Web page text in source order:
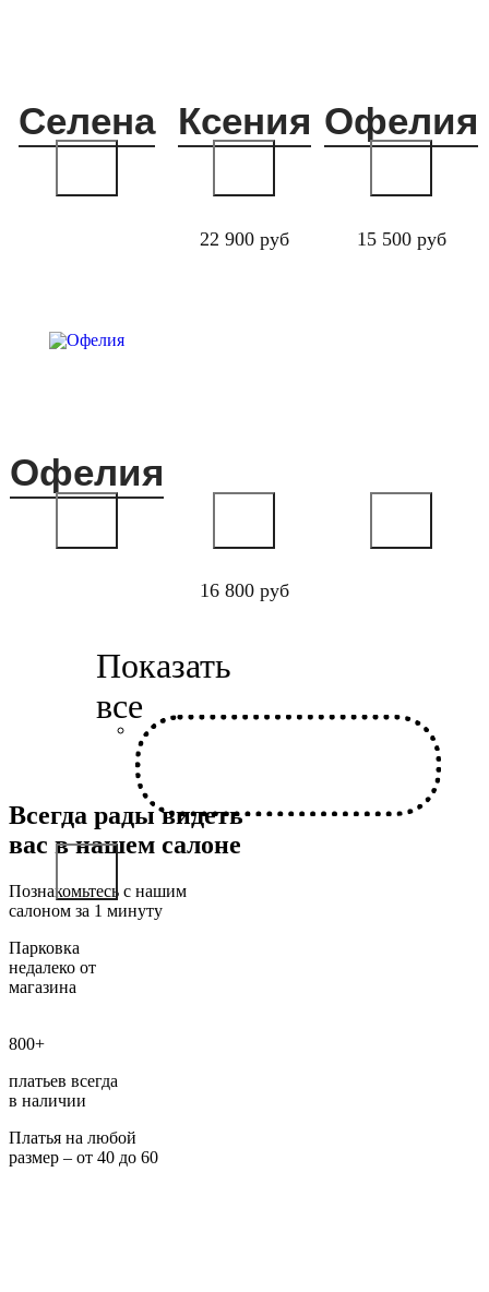
Селена
22 900 руб
Ксения
15 500 руб
Офелия
Офелия
16 800 руб
Всегда рады видеть
вас в нашем салоне
Познакомьтесь с нашим
салоном за 1 минуту
Парковка
недалеко от
магазина
800+
платьев всегда
в наличии
Платья на любой
размер – от 40 до 60